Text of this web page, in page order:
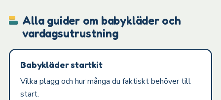
Alla guider om babykläder och
vardagsutrustning
Babykläder startkit
Vilka plagg och hur många du faktiskt behöver till
start.